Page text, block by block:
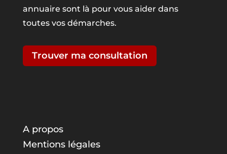
annuaire sont là pour vous aider dans
toutes vos démarches.
Trouver ma consultation
A propos
Mentions légales